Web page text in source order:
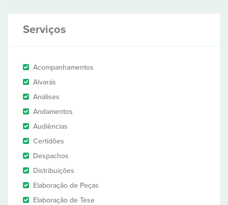
Serviços
Acompanhamentos
Alvarás
Análises
Andamentos
Audiências
Certidões
Despachos
Distribuições
Elaboração de Peças
Elaboração de Tese